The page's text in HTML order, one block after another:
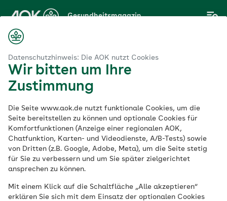
Datenschutzhinweis: Die AOK nutzt Cookies
Wir bitten um Ihre
Zustimmung
Die Seite www.aok.de nutzt funktionale Cookies, um die
Seite bereitstellen zu können und optionale Cookies für
Komfortfunktionen (Anzeige einer regionalen AOK,
Chatfunktion, Karten- und Videodienste, A/B-Tests) sowie
von Dritten (z.B. Google, Adobe, Meta), um die Seite stetig
für Sie zu verbessern und um Sie später zielgerichtet
ansprechen zu können.
Mit einem Klick auf die Schaltfläche „Alle akzeptieren“
erklären Sie sich mit dem Einsatz der optionalen Cookies
Hauptinhalt
springen
Gesundheitsmagazin
Hygienemaßnahmen
in der Pflege
Veröffentlicht am:
23.11.2022 8 Minuten Lesedauer